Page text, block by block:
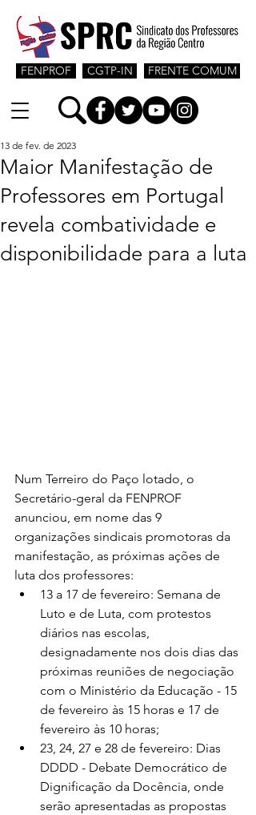
CGTP-IN
FENPROF FRENTE COMUM
Maior Manifestação de
Professores em Portugal
revela combatividade e
disponibilidade para a luta
13 de fev. de 2023
Num Terreiro do Paço lotado, o
Secretário-geral da FENPROF
anunciou, em nome das 9
organizações sindicais promotoras da
manifestação, as próximas ações de
luta dos professores:
13 a 17 de fevereiro: Semana de
Luto e de Luta, com protestos
diários nas escolas,
designadamente nos dois dias das
próximas reuniões de negociação
com o Ministério da Educação - 15
de fevereiro às 15 horas e 17 de
fevereiro às 10 horas;
23, 24, 27 e 28 de fevereiro: Dias
DDDD - Debate Democrático de
Dignificação da Docência, onde
serão apresentadas as propostas